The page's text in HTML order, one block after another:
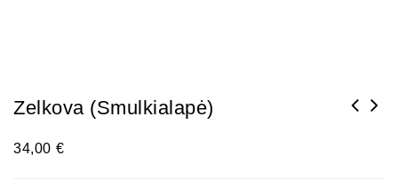
Zelkova (smulkialapė)
34,00 €